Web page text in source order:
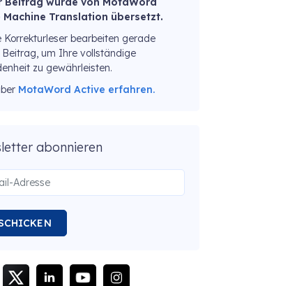
Machine Translation übersetzt.
Korrekturleser bearbeiten gerade
Beitrag, um Ihre vollständige
zu gewährleisten.
MotaWord Active erfahren.
abonnieren